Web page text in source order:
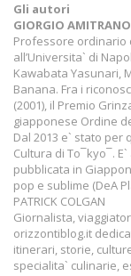
Gli autori
GIORGIO AMITRANO
Professore ordinario
all’Universita` di
Kawabata Yasunari,
Banana. Fra i
(2001), il Premio
giapponese Ordine
Dal 2013 e` stato per
Cultura di To¯kyo¯.
pubblicata in
pop e sublime (DeA
PATRICK COLGAN
Giornalista,
orizzontiblog.it
itinerari, storie,
specialita` culinarie,